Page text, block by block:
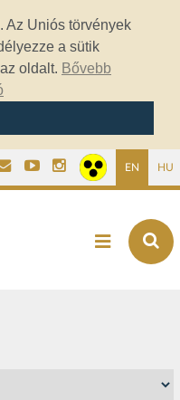
Az Uniós törvények
a sütik
oldalt. Bővebb
EN HU